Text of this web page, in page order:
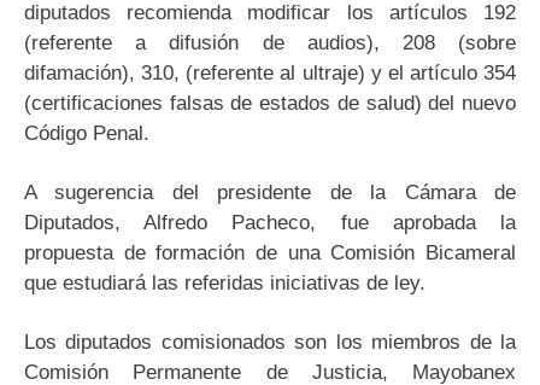
diputados recomienda modificar los artículos 192
(referente a difusión de audios), 208 (sobre
difamación), 310, (referente al ultraje) y el artículo 354
(certificaciones falsas de estados de salud) del nuevo
Código Penal.
A sugerencia del presidente de la Cámara de
Diputados, Alfredo Pacheco, fue aprobada la
propuesta de formación de una Comisión Bicameral
que estudiará las referidas iniciativas de ley.
Los diputados comisionados son los miembros de la
Comisión Permanente de Justicia, Mayobanex